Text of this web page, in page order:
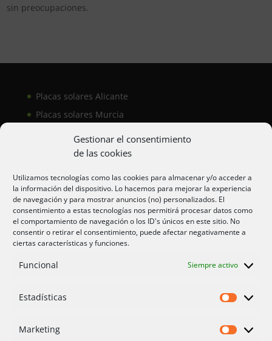
Gestionar el consentimiento
de las cookies
Utilizamos tecnologías como las cookies para almacenar y/o acceder a
la información del dispositivo. Lo hacemos para mejorar la experiencia
de navegación y para mostrar anuncios (no) personalizados. El
consentimiento a estas tecnologías nos permitirá procesar datos como
el comportamiento de navegación o los ID's únicos en este sitio. No
consentir o retirar el consentimiento, puede afectar negativamente a
ciertas características y funciones.
Funcional Siempre activo
Estadísticas
Marketing
sin preocupaciones.
Placas solares Alicante
Placas solares Murcia
Aire acondicionado Alicante
Aire acondicionador Murcia
Aire acondicionado San Juan
Privacidad